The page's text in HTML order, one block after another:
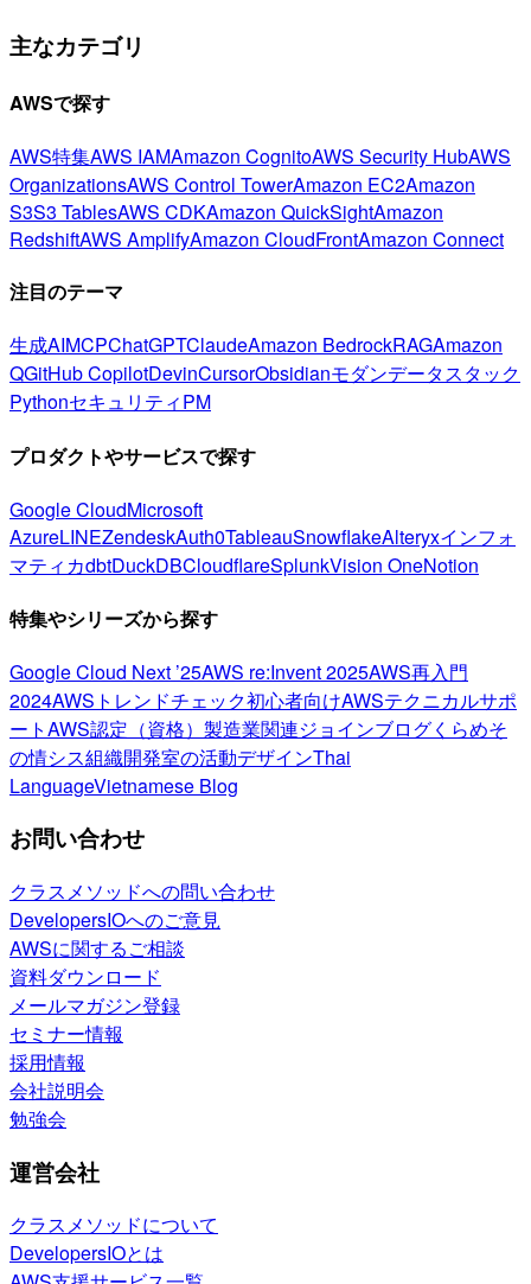
主なカテゴリ
AWSで探す
AWS特集AWS IAMAmazon CognitoAWS Security HubAWS
OrganizationsAWS Control TowerAmazon EC2Amazon
S3S3 TablesAWS CDKAmazon QuickSightAmazon
RedshiftAWS AmplifyAmazon CloudFrontAmazon Connect
注目のテーマ
生成AIMCPChatGPTClaudeAmazon BedrockRAGAmazon
QGitHub CopilotDevinCursorObsidianモダンデータスタック
PythonセキュリティPM
プロダクトやサービスで探す
Google CloudMicrosoft
AzureLINEZendeskAuth0TableauSnowflakeAlteryxインフォ
マティカdbtDuckDBCloudflareSplunkVision OneNotion
特集やシリーズから探す
Google Cloud Next ’25AWS re:Invent 2025AWS再入門
2024AWSトレンドチェック初心者向けAWSテクニカルサポ
ートAWS認定（資格） 製造業関連ジョインブログくらめそ
の情シス組織開発室の活動デザインThai
LanguageVietnamese Blog
お問い合わせ
クラスメソッドへの問い合わせ
DevelopersIOへのご意見
AWSに関するご相談
資料ダウンロード
メールマガジン登録
セミナー情報
採用情報
会社説明会
勉強会
運営会社
クラスメソッドについて
DevelopersIOとは